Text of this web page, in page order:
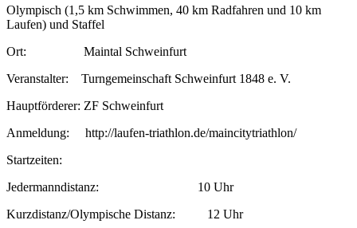
l
o
n
–
a
f
n
&
r
a
h
l
Olympisch (1,5 km Schwimmen, 40 km Radfahren und 10 km
Laufen) und Staffel
Ort: Maintal Schweinfurt
Veranstalter: Turngemeinschaft Schweinfurt 1848 e. V.
Hauptförderer: ZF Schweinfurt
Anmeldung: http://laufen-triathlon.de/maincitytriathlon/
Startzeiten:
Jedermanndistanz: 10 Uhr
Kurzdistanz/Olympische Distanz: 12 Uhr